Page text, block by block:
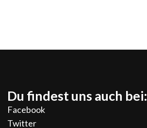
Du findest uns auch bei:
Facebook
Twitter